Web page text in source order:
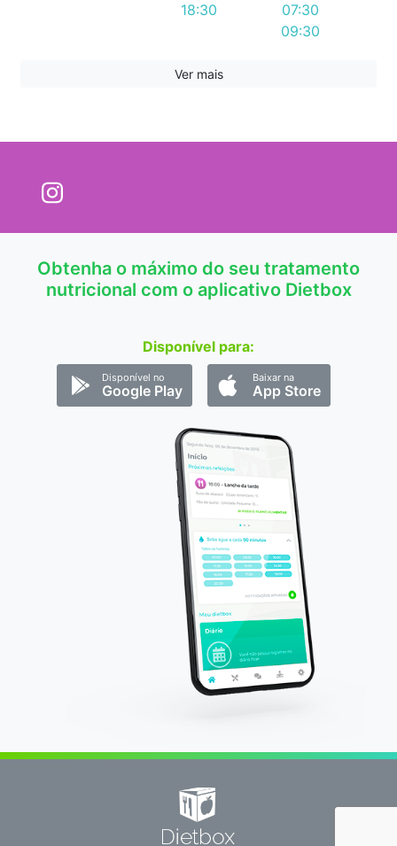
18:30
07:30
09:30
Ver mais
Obtenha o máximo do seu tratamento
nutricional com o aplicativo Dietbox
Disponível para:
Disponível no
Google Play
Baixar na
App Store